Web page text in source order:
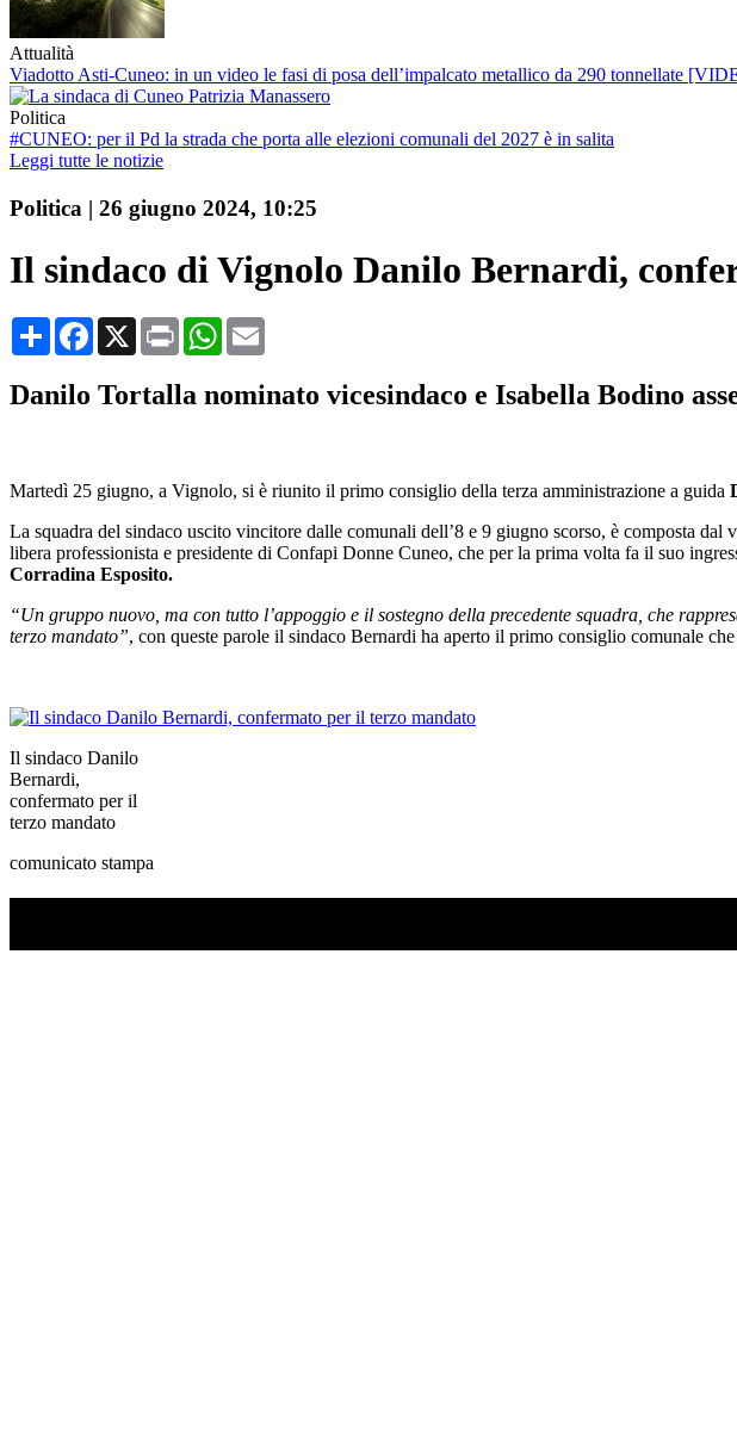
Attualità
Viadotto Asti-Cuneo: in un video le fasi di posa dell’impalcato metallico da 290 tonnellate
Politica
#CUNEO: per il Pd la strada che porta alle elezioni comunali del 2027 è in salita
Leggi tutte le notizie
Politica | 26 giugno 2024, 10:25
Il sindaco di Vignolo Danilo Bernardi,
CondividiFacebook
X Print WhatsApp
Danilo Tortalla nominato vicesindaco e Isabella Bodino
Martedì 25 giugno, a Vignolo, si è riunito il primo consiglio della terza amministrazione a guida
La squadra del sindaco uscito vincitore dalle comunali dell’8 e 9 giugno scorso, è composta dal
libera professionista e presidente di Confapi Donne Cuneo, che per la prima volta fa il suo
Corradina Esposito.
“Un gruppo nuovo, ma con tutto l’appoggio e il sostegno della precedente squadra, che
terzo mandato”, con queste parole il sindaco Bernardi ha aperto il primo consiglio comunale
Il sindaco Danilo
Bernardi,
confermato per il
terzo mandato
comunicato stampa